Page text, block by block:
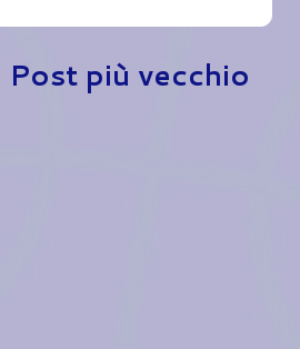
Post più vecchio